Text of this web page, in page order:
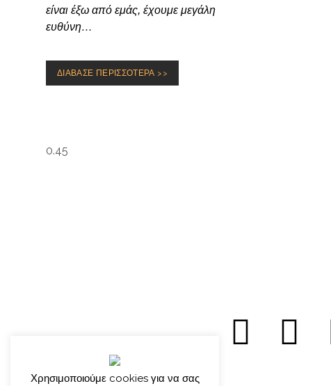
είναι έξω από εμάς, έχουμε μεγάλη
ευθύνη…
ΔΙΑΒΑΣΕ ΠΕΡΙΣΣΟΤΕΡΑ >>
Χρησιμοποιούμε cookies για να σας